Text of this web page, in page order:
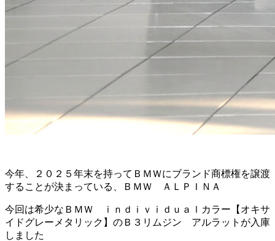
今年、２０２５年末を持ってＢＭＷにブランド商標権を譲渡
することが決まっている、ＢＭＷ ＡＬＰＩＮＡ
今回は希少なＢＭＷ ｉｎｄｉｖｉｄｕａｌカラー【オキサ
イドグレーメタリック】のＢ３リムジン アルラットが入庫
しました